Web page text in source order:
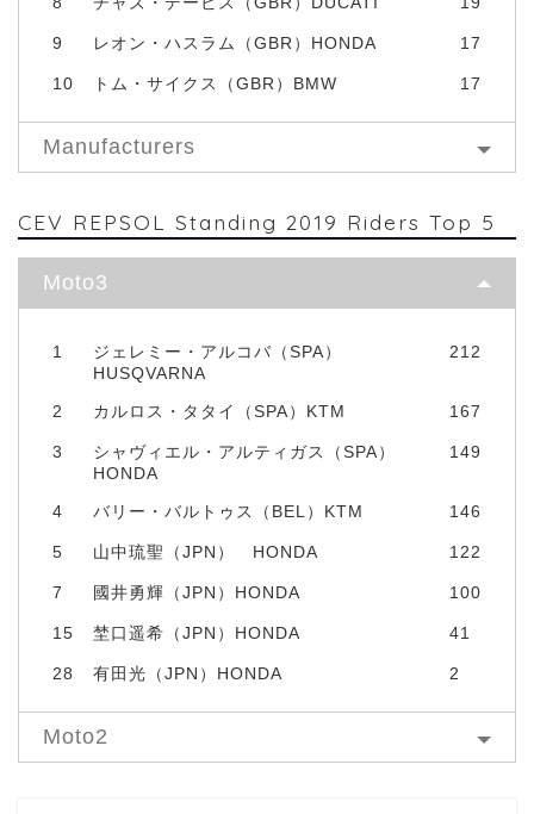
9 レオン・ハスラム（GBR）HONDA 17
10 トム・サイクス（GBR）BMW 17
Manufacturers
CEV REPSOL Standing 2019 Riders Top 5
Moto3
1
ジェレミー・アルコバ（SPA）
HUSQVARNA
212
2 カルロス・タタイ（SPA）KTM 167
3
シャヴィエル・アルティガス（SPA）
HONDA
149
4 バリー・バルトゥス（BEL）KTM 146
5 山中琉聖（JPN） HONDA 122
7 國井勇輝（JPN）HONDA 100
15 埜口遥希（JPN）HONDA 41
28 有田光（JPN）HONDA 2
Moto2